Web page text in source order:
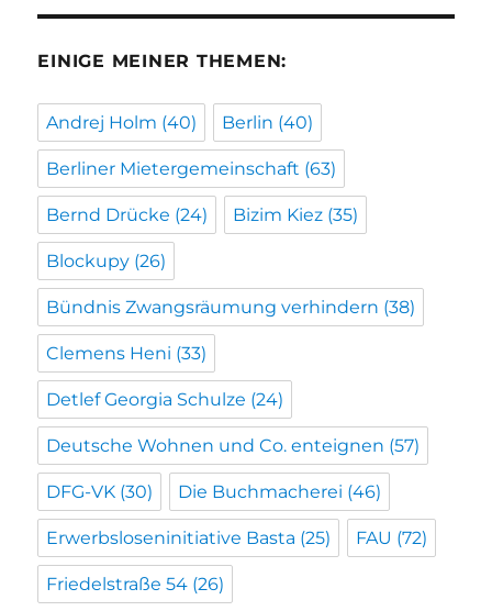
EINIGE MEINER THEMEN:
Andrej Holm (40) Berlin (40)
Berliner Mietergemeinschaft (63)
Bernd Drücke (24) Bizim Kiez (35)
Blockupy (26)
Bündnis Zwangsräumung verhindern (38)
Clemens Heni (33)
Detlef Georgia Schulze (24)
Deutsche Wohnen und Co. enteignen (57)
DFG-VK (30) Die Buchmacherei (46)
Erwerbsloseninitiative Basta (25) FAU (72)
Friedelstraße 54 (26)